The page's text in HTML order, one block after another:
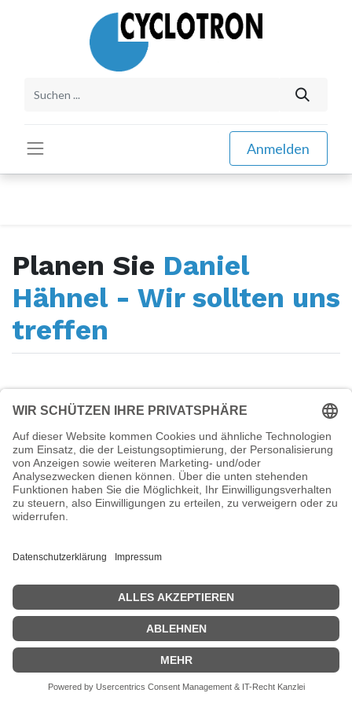
Anmelden
Planen Sie Daniel
Hähnel - Wir sollten uns
treffen
Sorry,Daniel Hähnelhas no availability for an appointment.
Zurück zum Terminoderkontaktieren Sie uns.